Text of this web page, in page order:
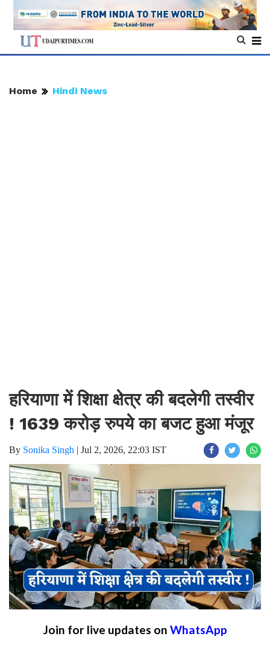
Home Hindi News
हरियाणा में शिक्षा क्षेत्र की बदलेगी तस्वीर
! 1639 करोड़ रुपये का बजट हुआ मंजूर
By Sonika Singh | Jul 2, 2026, 22:03 IST
Join for live updates on WhatsApp